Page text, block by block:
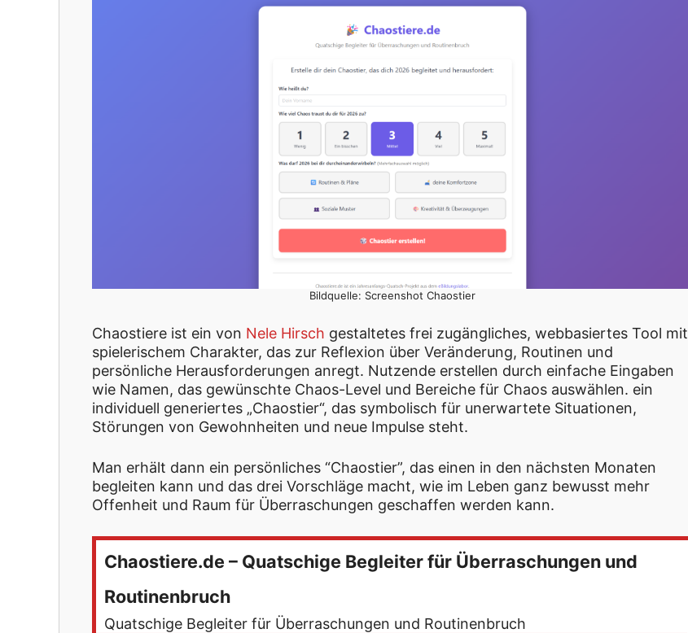
Bildquelle: Screenshot Chaostier
Chaostiere ist ein von Nele Hirsch gestaltetes frei zugängliches, webbasiertes Tool mit
spielerischem Charakter, das zur Reflexion über Veränderung, Routinen und
persönliche Herausforderungen anregt. Nutzende erstellen durch einfache Eingaben
wie Namen, das gewünschte Chaos-Level und Bereiche für Chaos auswählen. ein
individuell generiertes „Chaostier“, das symbolisch für unerwartete Situationen,
Störungen von Gewohnheiten und neue Impulse steht.
Man erhält dann ein persönliches “Chaostier”, das einen in den nächsten Monaten
begleiten kann und das drei Vorschläge macht, wie im Leben ganz bewusst mehr
Offenheit und Raum für Überraschungen geschaffen werden kann.
Chaostiere.de – Quatschige Begleiter für Überraschungen und
Routinenbruch
Quatschige Begleiter für Überraschungen und Routinenbruch